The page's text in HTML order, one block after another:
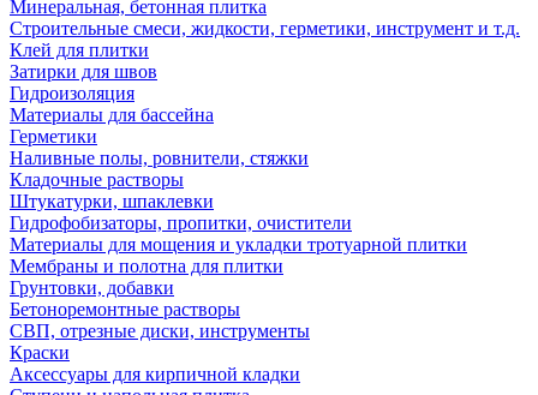
Минеральная, бетонная плитка
Строительные смеси, жидкости, герметики, инструмент и т.д.
Клей для плитки
Затирки для швов
Гидроизоляция
Материалы для бассейна
Герметики
Наливные полы, ровнители, стяжки
Кладочные растворы
Штукатурки, шпаклевки
Гидрофобизаторы, пропитки, очистители
Материалы для мощения и укладки тротуарной плитки
Мембраны и полотна для плитки
Грунтовки, добавки
Бетоноремонтные растворы
СВП, отрезные диски, инструменты
Краски
Аксессуары для кирпичной кладки